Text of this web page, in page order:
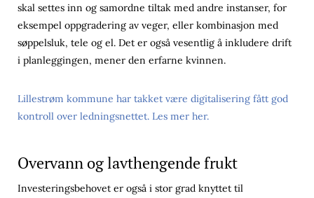
skal settes inn og samordne tiltak med andre instanser, for
eksempel oppgradering av veger, eller kombinasjon med
søppelsluk, tele og el. Det er også vesentlig å inkludere drift
i planleggingen, mener den erfarne kvinnen.
Lillestrøm kommune har takket være digitalisering fått god
kontroll over ledningsnettet. Les mer her.
Overvann og lavthengende frukt
Investeringsbehovet er også i stor grad knyttet til